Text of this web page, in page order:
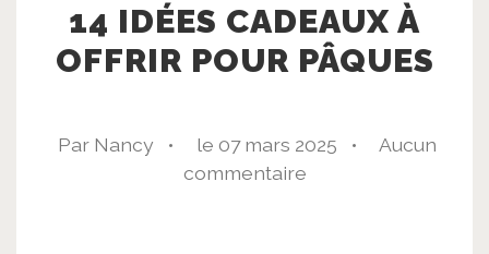
14 IDÉES CADEAUX À
OFFRIR POUR PÂQUES
Par Nancy • le 07 mars 2025 •
Aucun
commentaire